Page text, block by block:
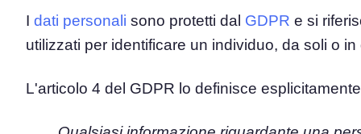
Generatore di Clausola
di Responsabilità
GDPR
Novità Termly
I dati personali sono protetti dal GDPR e si
utilizzati per identificare un individuo, da soli o
L'articolo 4 del GDPR lo definisce